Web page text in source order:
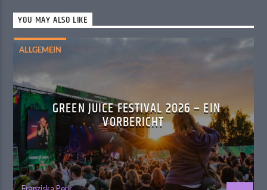
YOU MAY ALSO LIKE
ALLGEMEIN
GREEN JUICE FESTIVAL 2026 – EIN
VORBERICHT
Franziska Perk